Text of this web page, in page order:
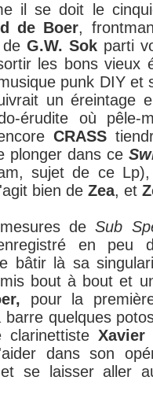
il se doit le
de Boer,
G.W. Sok parti
les bons vieux
punk DIY et
un éreintage
érudite où pêle-
CRASS
plonger dans ce
sujet de ce
bien de Zea, et
deSub
en peu
bâtir là sa
bout à bout et
pour la
barre quelques
clarinettiste Xavier
dans son
se laisser aller